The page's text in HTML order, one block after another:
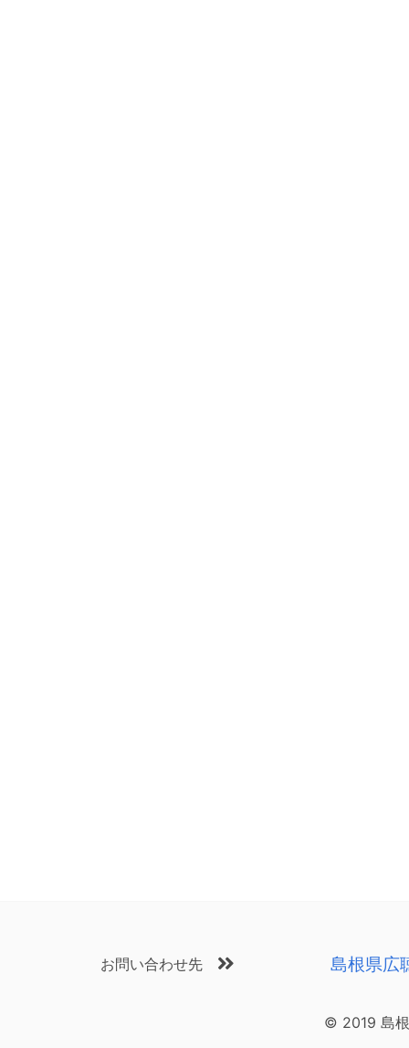
お問い合わせ先 島根県広
© 2019 島